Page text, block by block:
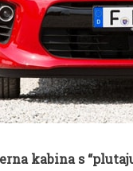
kabina s